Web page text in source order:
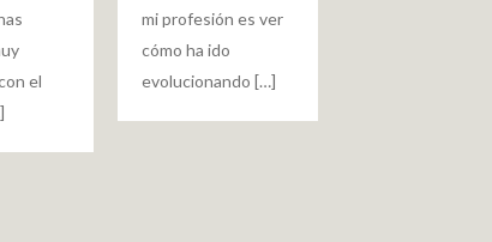
el
mi profesión es ver
cómo ha ido
evolucionando […]